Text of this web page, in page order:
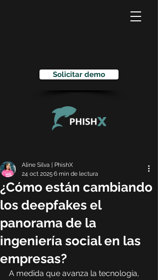
Solicitar demo
¿Cómo están cambiando
los deepfakes el
panorama de la
ingeniería social en las
empresas?
Aline Silva | PhishX
24 oct 2025 6 min de lectura
A medida que avanza la tecnología,